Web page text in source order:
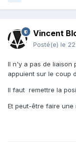
Vincent
Posté(e) le
Il n'y a pas de liaison
appuient sur le coup
Il faut remettre la
Et peut-être faire une